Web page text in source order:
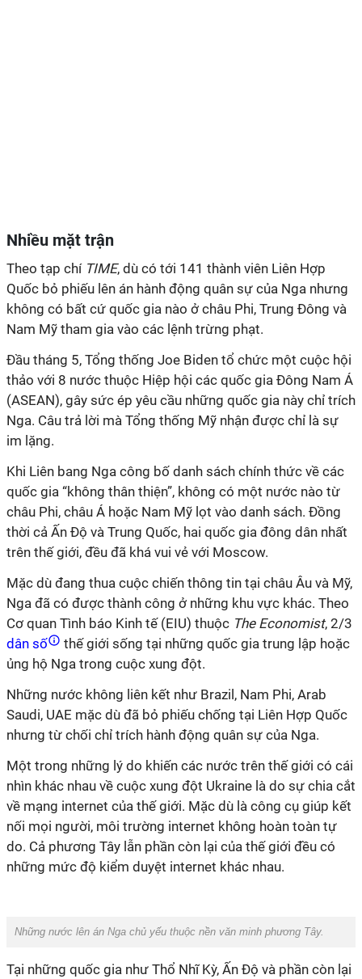
Nhiều mặt trận
Theo tạp chí TIME, dù có tới 141 thành viên Liên Hợp
Quốc bỏ phiếu lên án hành động quân sự của Nga nhưng
không có bất cứ quốc gia nào ở châu Phi, Trung Đông và
Nam Mỹ tham gia vào các lệnh trừng phạt.
Đầu tháng 5, Tổng thống Joe Biden tổ chức một cuộc hội
thảo với 8 nước thuộc Hiệp hội các quốc gia Đông Nam Á
(ASEAN), gây sức ép yêu cầu những quốc gia này chỉ trích
Nga. Câu trả lời mà Tổng thống Mỹ nhận được chỉ là sự
im lặng.
Khi Liên bang Nga công bố danh sách chính thức về các
quốc gia “không thân thiện”, không có một nước nào từ
châu Phi, châu Á hoặc Nam Mỹ lọt vào danh sách. Đồng
thời cả Ấn Độ và Trung Quốc, hai quốc gia đông dân nhất
trên thế giới, đều đã khá vui vẻ với Moscow.
Mặc dù đang thua cuộc chiến thông tin tại châu Âu và Mỹ,
Nga đã có được thành công ở những khu vực khác. Theo
Cơ quan Tình báo Kinh tế (EIU) thuộc The Economist, 2/3
dân số
thế giới sống tại những quốc gia trung lập hoặc
ủng hộ Nga trong cuộc xung đột.
Những nước không liên kết như Brazil, Nam Phi, Arab
Saudi, UAE mặc dù đã bỏ phiếu chống tại Liên Hợp Quốc
nhưng từ chối chỉ trích hành động quân sự của Nga.
Một trong những lý do khiến các nước trên thế giới có cái
nhìn khác nhau về cuộc xung đột Ukraine là do sự chia cắt
về mạng internet của thế giới. Mặc dù là công cụ giúp kết
nối mọi người, môi trường internet không hoàn toàn tự
do. Cả phương Tây lẫn phần còn lại của thế giới đều có
những mức độ kiểm duyệt internet khác nhau.
Những nước lên án Nga chủ yếu thuộc nền văn minh phương Tây.
Tại những quốc gia như Thổ Nhĩ Kỳ, Ấn Độ và phần còn lại